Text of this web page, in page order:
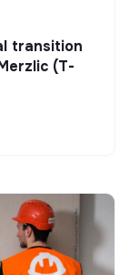
transition
(T-